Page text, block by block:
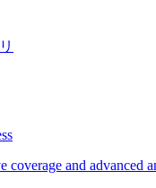
coverage and advanced